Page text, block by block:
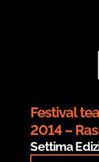
Festival
2014 –
Settima